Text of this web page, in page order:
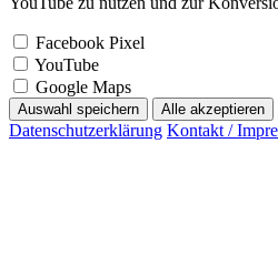
Facebook Pixel
YouTube
Google Maps
Auswahl speichern Alle akzeptieren
Datenschutzerklärung Kontakt /